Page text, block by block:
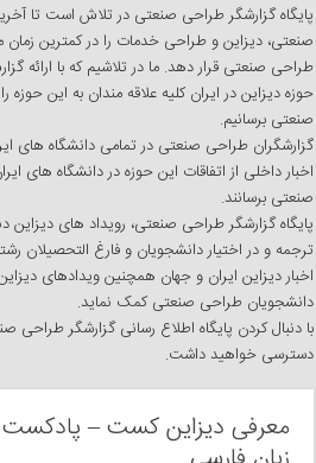
پایگاه گزارشگر طراحی صنعتی در تلاش است تا
صنعتی، دیزاین و طراحی خدمات را در کمترین
طراحی صنعتی قرار دهد. ما در تلاشیم که با ارائه
حوزه دیزاین در ایران کلیه علاقه مندان به این
صنعتی برسانیم.
گزارشگران طراحی صنعتی در تمامی دانشگاه های
اخبار داخلی از اتفاقات این حوزه در دانشگاه های
صنعتی برسانند.
پایگاه گزارشگر طراحی صنعتی، رویداد های دیزاین
ترجمه و در اختیار دانشجویان و فارغ التحصیلان
اخبار دیزاین ایران و جهان همچنین ویدادهای
دانشجویان طراحی صنعتی کمک نماید.
با دنبال کردن پایگاه اطلاع رسانی گزارشگر طراحی
دسترسی خواهید داشت.
معرفی دیزاین کست –